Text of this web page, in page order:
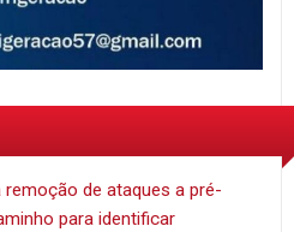
de ataques a pré-
para identificar